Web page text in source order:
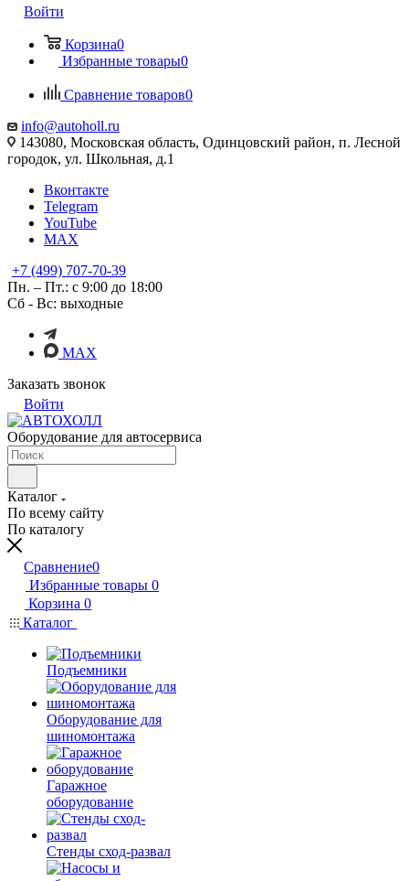
Войти
Корзина0
Избранные товары0
Сравнение товаров0
info@autoholl.ru
143080, Московская область, Одинцовский район, п. Лесной
городок, ул. Школьная, д.1
Вконтакте
Telegram
YouTube
MAX
+7 (499) 707-70-39
Пн. – Пт.: с 9:00 до 18:00
Сб - Вс: выходные
MAX
Заказать звонок
Войти
Оборудование для автосервиса
Каталог
По всему сайту
По каталогу
Сравнение0
Избранные товары 0
Корзина 0
Каталог
Подъемники
Оборудование для
шиномонтажа
Гаражное
оборудование
Стенды сход-развал